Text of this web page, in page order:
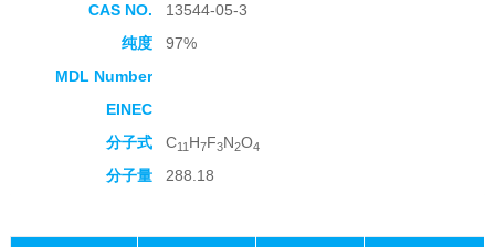
CAS NO.
13544-05-3
纯度
97%
MDL Number
EINEC
分子式
C11 H7F3N2O4
分子量 288.18